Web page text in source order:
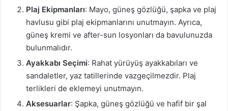
Plaj Ekipmanları: Mayo, güneş gözlüğü, şapka ve plaj
havlusu gibi plaj ekipmanlarını unutmayın. Ayrıca,
güneş kremi ve after-sun losyonları da bavulunuzda
bulunmalıdır.
Ayakkabı Seçimi: Rahat yürüyüş ayakkabıları ve
sandaletler, yaz tatillerinde vazgeçilmezdir. Plaj
terlikleri de eklemeyi unutmayın.
Aksesuarlar: Şapka, güneş gözlüğü ve hafif bir şal